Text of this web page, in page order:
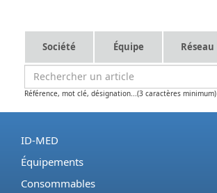
Société Équipe Réseau
Référence, mot clé, désignation...(3 caractères minimum)
ID-MED
Équipements
Consommables